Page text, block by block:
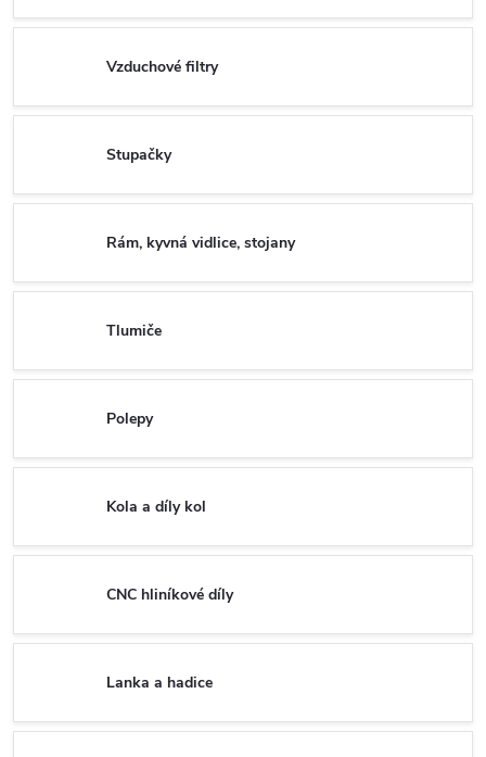
Vzduchové filtry
Stupačky
Rám, kyvná vidlice, stojany
Tlumiče
Polepy
Kola a díly kol
CNC hliníkové díly
Lanka a hadice